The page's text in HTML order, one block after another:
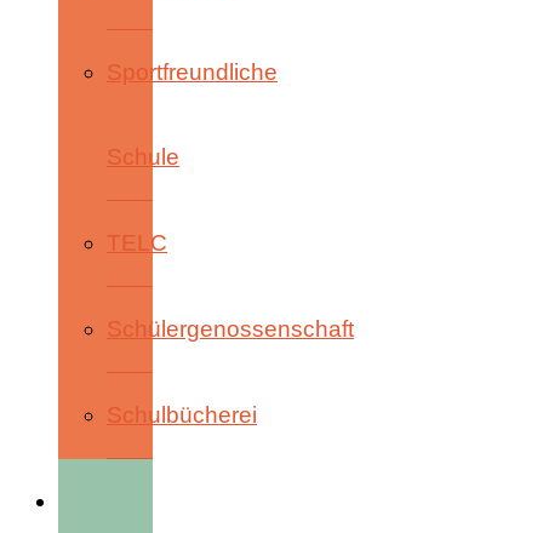
Sportfreundliche
Schule
TELC
Schülergenossenschaft
Schulbücherei